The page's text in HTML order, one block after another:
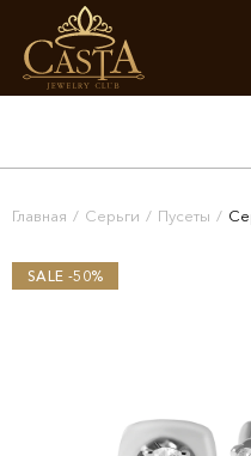
Главная / Серьги / Пусеты /
SALE -50%